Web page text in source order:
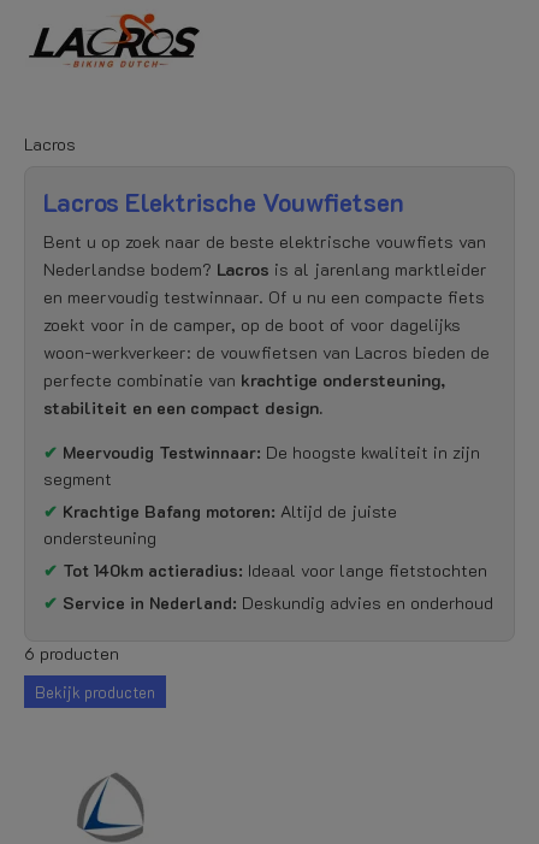
Lacros
Lacros Elektrische Vouwfietsen
Bent u op zoek naar de beste elektrische vouwfiets van
Nederlandse bodem? Lacros is al jarenlang marktleider
en meervoudig testwinnaar. Of u nu een compacte fiets
zoekt voor in de camper, op de boot of voor dagelijks
woon-werkverkeer: de vouwfietsen van Lacros bieden de
perfecte combinatie van krachtige ondersteuning,
stabiliteit en een compact design.
✔ Meervoudig Testwinnaar: De hoogste kwaliteit in zijn
segment
✔ Krachtige Bafang motoren: Altijd de juiste
ondersteuning
✔ Tot 140km actieradius: Ideaal voor lange fietstochten
✔ Service in Nederland: Deskundig advies en onderhoud
6 producten
Bekijk producten